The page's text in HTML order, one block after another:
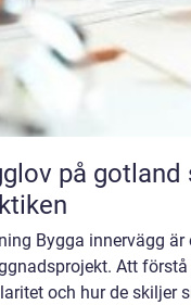
gotland så fungerar processen i
Bygga innervägg
Att
och hur de skiljer